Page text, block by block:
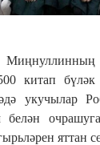
китап
укучылар
белән
яттан